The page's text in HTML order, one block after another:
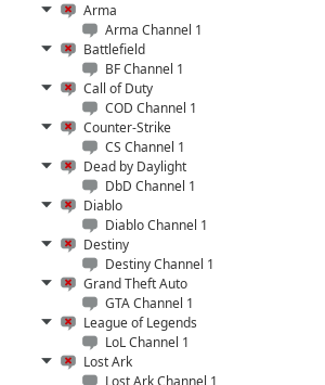
Arma
Arma Channel 1
Battlefield
BF Channel 1
Call of Duty
COD Channel 1
Counter-Strike
CS Channel 1
Dead by Daylight
DbD Channel 1
Diablo
Diablo Channel 1
Destiny
Destiny Channel 1
Grand Theft Auto
GTA Channel 1
League of Legends
LoL Channel 1
Lost Ark
Lost Ark Channel 1